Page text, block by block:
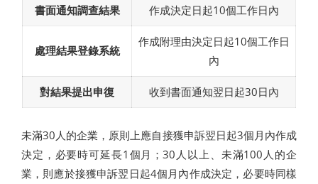
書面通知調查結果 作成決定日起10個工作日內
處理結果登錄系統
作成附理由決定日起10個工作日
內
對結果提出申復 收到書面通知翌日起30日內
未滿30人的企業，原則上應自接獲申訴翌日起3個月內作成
決定，必要時可延長1個月；30人以上、未滿100人的企
業，則應於接獲申訴翌日起4個月內作成決定，必要時同樣